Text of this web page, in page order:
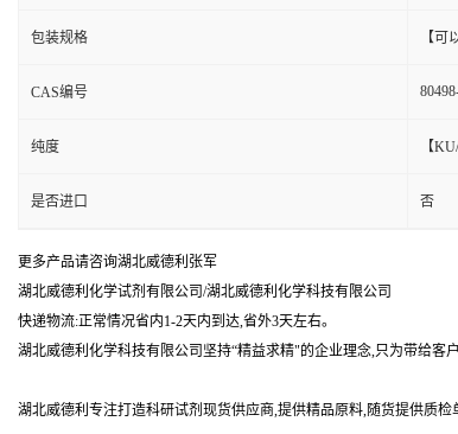
包装规格 【可
CAS编号
纯度 【
是否进口 否
更多产品请咨询湖北威德利张军
湖北威德利化学试剂有限公司/湖北威德利化学科技有限公司
快递物流:正常情况省内1-2天内到达,省外3天左右。
湖北威德利化学科技有限公司坚持“精益求精"的企业理念,只为带给客
湖北威德利专注打造科研试剂现货供应商,提供精品原料,随货提供质检